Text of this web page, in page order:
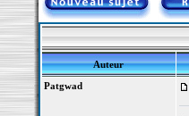
Auteur
Patgwad